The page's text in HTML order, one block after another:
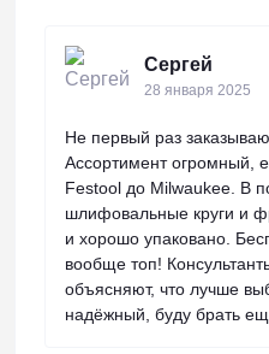
Сергей
28 января 2025
Не первый раз
Ассортимент огромный,
Festool до Milwaukee. В
шлифовальные круги и
и хорошо упаковано.
вообще топ!
объясняют, что лучше
надёжный, буду брать